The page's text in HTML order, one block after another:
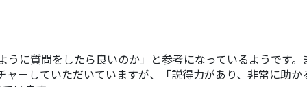
に質問をしたら良いのか」と参考になっているようです
ーしていただいていますが、「説得力があり、非常に助